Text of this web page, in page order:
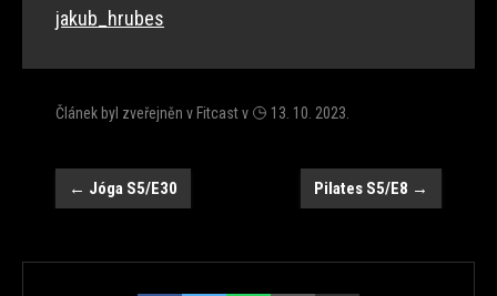
jakub_hrubes
Článek byl zveřejněn v Fitcastv 13. 10. 2023
Navigace
← Jóga S5/E30 Pilates S5/E8 →